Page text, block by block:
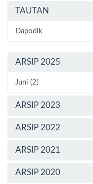
TAUTAN
Dapodik
ARSIP 2025
Juni (2)
ARSIP 2023
ARSIP 2022
ARSIP 2021
ARSIP 2020